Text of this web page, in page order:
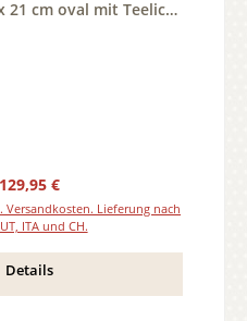
21 cm oval mit Teelicht
Regulärer Preis:
129,95 €
Versandkosten. Lieferung nach
ITA und CH.
Details